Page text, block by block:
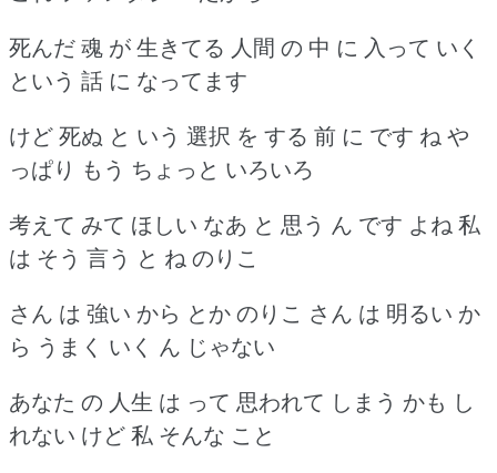
死んだ 魂 が 生きてる 人間 の 中 に 入って いく
という 話 に なってます
けど 死ぬ と いう 選択 を する 前 に です ね や
っぱり もう ちょっと いろいろ
考えて みて ほしい なあ と 思う ん です よね 私
は そう 言う と ね のりこ
さん は 強い から とか のりこ さん は 明るい か
ら うまく いく ん じゃない
あなた の 人生 は って 思われて しまう かも し
れない けど 私 そんな こと